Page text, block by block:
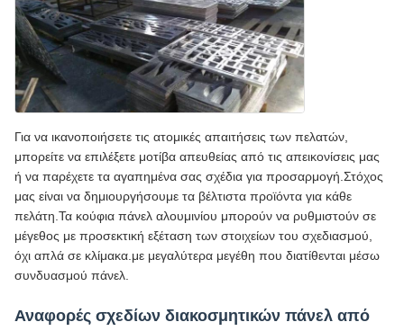
Για να ικανοποιήσετε τις ατομικές απαιτήσεις των πελατών,
μπορείτε να επιλέξετε μοτίβα απευθείας από τις απεικονίσεις μας
ή να παρέχετε τα αγαπημένα σας σχέδια για προσαρμογή.Στόχος
μας είναι να δημιουργήσουμε τα βέλτιστα προϊόντα για κάθε
πελάτη.Τα κούφια πάνελ αλουμινίου μπορούν να ρυθμιστούν σε
μέγεθος με προσεκτική εξέταση των στοιχείων του σχεδιασμού,
όχι απλά σε κλίμακα.με μεγαλύτερα μεγέθη που διατίθενται μέσω
συνδυασμού πάνελ.
Αναφορές σχεδίων διακοσμητικών πάνελ από